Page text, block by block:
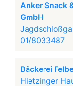
Anker Snack
GmbH
01/8033487
Bäckerei
Hietzinger